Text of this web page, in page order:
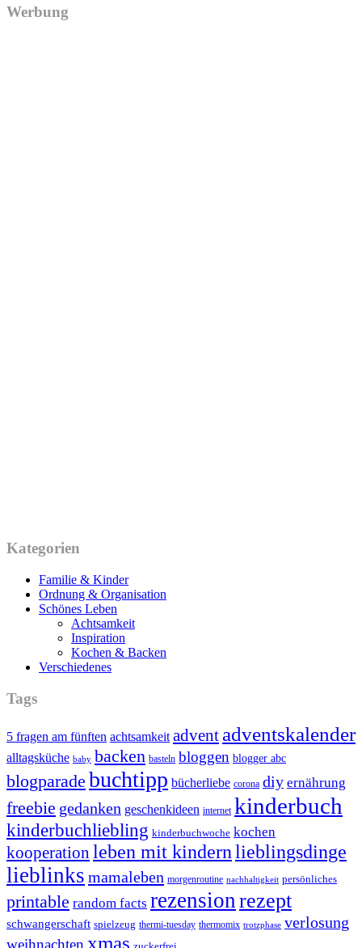
Werbung
Kategorien
Familie & Kinder
Ordnung & Organisation
Schönes Leben
Achtsamkeit
Inspiration
Kochen & Backen
Verschiedenes
Tags
5 fragen am fünften achtsamkeit advent adventskalender
alltagsküche baby backen basteln bloggen blogger abc
blogparade buchtipp bücherliebe corona diy ernährung
freebie gedanken geschenkideen internet kinderbuch
kinderbuchliebling kinderbuchwoche kochen
kooperation leben mit kindernlieblingsdinge
lieblinks mamaleben morgenroutine nachhaltigkeit persönliches
printable random facts rezensionrezept
schwangerschaft spielzeug thermi-tuesday thermomix trotzphase verlosung
xmas